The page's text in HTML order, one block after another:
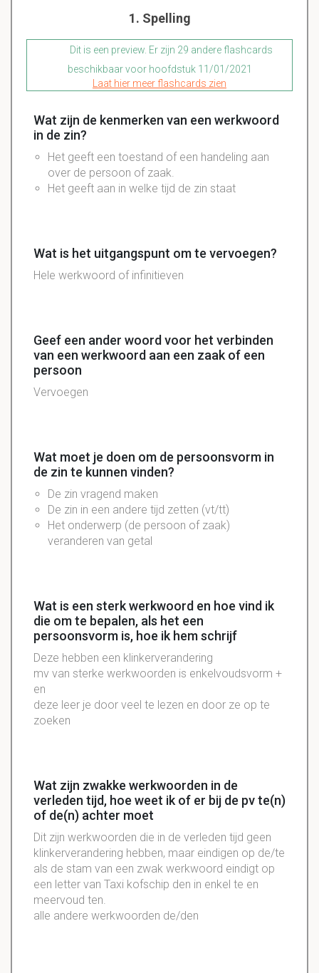
1. Spelling
Dit is een preview. Er zijn 29 andere flashcards
beschikbaar voor hoofdstuk 11/01/2021
Laat hier meer flashcards zien
Wat zijn de kenmerken van een werkwoord
in de zin?
Het geeft een toestand of een handeling aan
over de persoon of zaak.
Het geeft aan in welke tijd de zin staat
Wat is het uitgangspunt om te vervoegen?
Hele werkwoord of infinitieven
Geef een ander woord voor het verbinden
van een werkwoord aan een zaak of een
persoon
Vervoegen
Wat moet je doen om de persoonsvorm in
de zin te kunnen vinden?
De zin vragend maken
De zin in een andere tijd zetten (vt/tt)
Het onderwerp (de persoon of zaak)
veranderen van getal
Wat is een sterk werkwoord en hoe vind ik
die om te bepalen, als het een
persoonsvorm is, hoe ik hem schrijf
Deze hebben een klinkerverandering
mv van sterke werkwoorden is enkelvoudsvorm +
en
deze leer je door veel te lezen en door ze op te
zoeken
Wat zijn zwakke werkwoorden in de
verleden tijd, hoe weet ik of er bij de pv te(n)
of de(n) achter moet
Dit zijn werkwoorden die in de verleden tijd geen
klinkerverandering hebben, maar eindigen op de/te
als de stam van een zwak werkwoord eindigt op
een letter van Taxi kofschip den in enkel te en
meervoud ten.
alle andere werkwoorden de/den